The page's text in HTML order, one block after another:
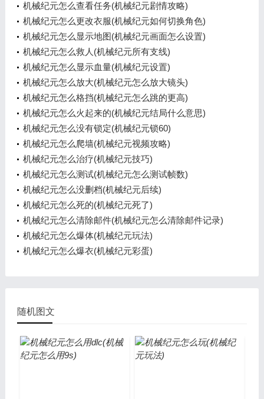
机械纪元怎么查看任务(机械纪元剧情攻略)
机械纪元怎么更改衣服(机械纪元如何切换角色)
机械纪元怎么显示地图(机械纪元画面怎么设置)
机械纪元怎么救人(机械纪元所有支线)
机械纪元怎么显示血量(机械纪元设置)
机械纪元怎么放大(机械纪元怎么放大镜头)
机械纪元怎么格挡(机械纪元怎么跳的更高)
机械纪元怎么火起来的(机械纪元结局什么意思)
机械纪元怎么没有锁定(机械纪元锁60)
机械纪元怎么爬墙(机械纪元视频攻略)
机械纪元怎么治疗(机械纪元技巧)
机械纪元怎么测试(机械纪元怎么测试帧数)
机械纪元怎么没删档(机械纪元后续)
机械纪元怎么死的(机械纪元死了)
机械纪元怎么清除邮件(机械纪元怎么清除邮件记录)
机械纪元怎么爆体(机械纪元玩法)
机械纪元怎么爆衣(机械纪元彩蛋)
随机图文